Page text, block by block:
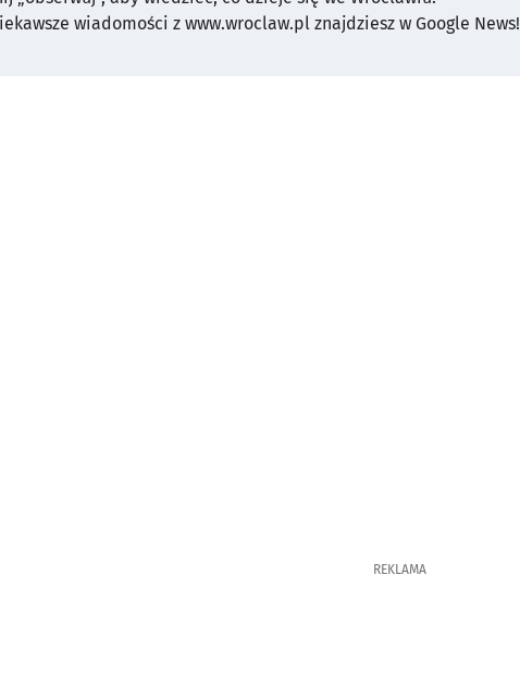
wiadomości z www.wroclaw.pl znajdziesz w Google News!
REKLAMA